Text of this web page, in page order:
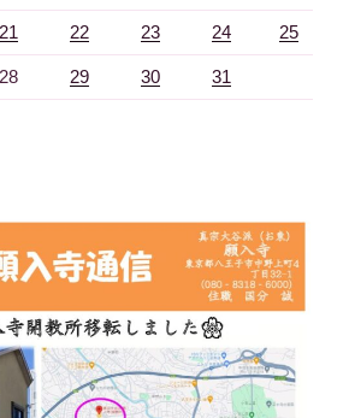
21 22 23 24 25
28 29 30 31